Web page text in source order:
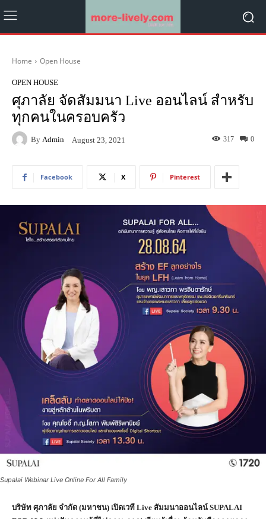
Home Open House
OPEN HOUSE
ศุภาลัย จัดสัมมนา Live ออนไลน์ สำหรับ
ทุกคนในครอบครัว
By Admin August 23, 2021 0
317
Facebook X Pinterest
Supalai Webinar Live Online For All Family
บริษัท ศุภาลัย จำกัด (มหาชน) เปิดเวที Live สัมมนาออนไลน์ SUPALAI